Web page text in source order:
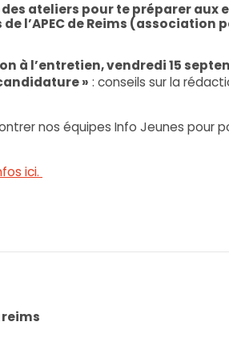
ateliers pour te préparer aux
de l’APEC de Reims (association
à l’entretien, vendredi 15
» : conseils sur la
nos équipes Info Jeunes pour
ici.